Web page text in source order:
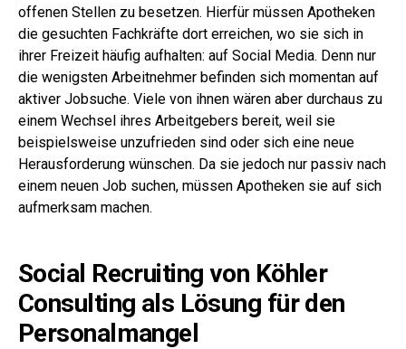
offenen Stellen zu besetzen. Hierfür müssen Apotheken
die gesuchten Fachkräfte dort erreichen, wo sie sich in
ihrer Freizeit häufig aufhalten: auf Social Media. Denn nur
die wenigsten Arbeitnehmer befinden sich momentan auf
aktiver Jobsuche. Viele von ihnen wären aber durchaus zu
einem Wechsel ihres Arbeitgebers bereit, weil sie
beispielsweise unzufrieden sind oder sich eine neue
Herausforderung wünschen. Da sie jedoch nur passiv nach
einem neuen Job suchen, müssen Apotheken sie auf sich
aufmerksam machen.
Social Recruiting von Köhler
Consulting als Lösung für den
Personalmangel